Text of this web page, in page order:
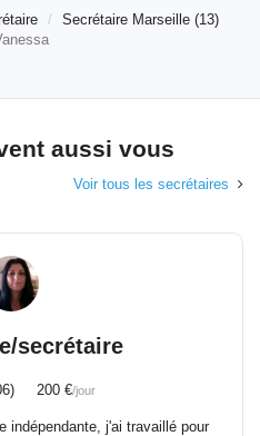
Secrétaire Marseille (13)
aussi vous
Voir tous les secrétaires
secrétaire
200 €/jour
indépendante, j'ai travaillé pour